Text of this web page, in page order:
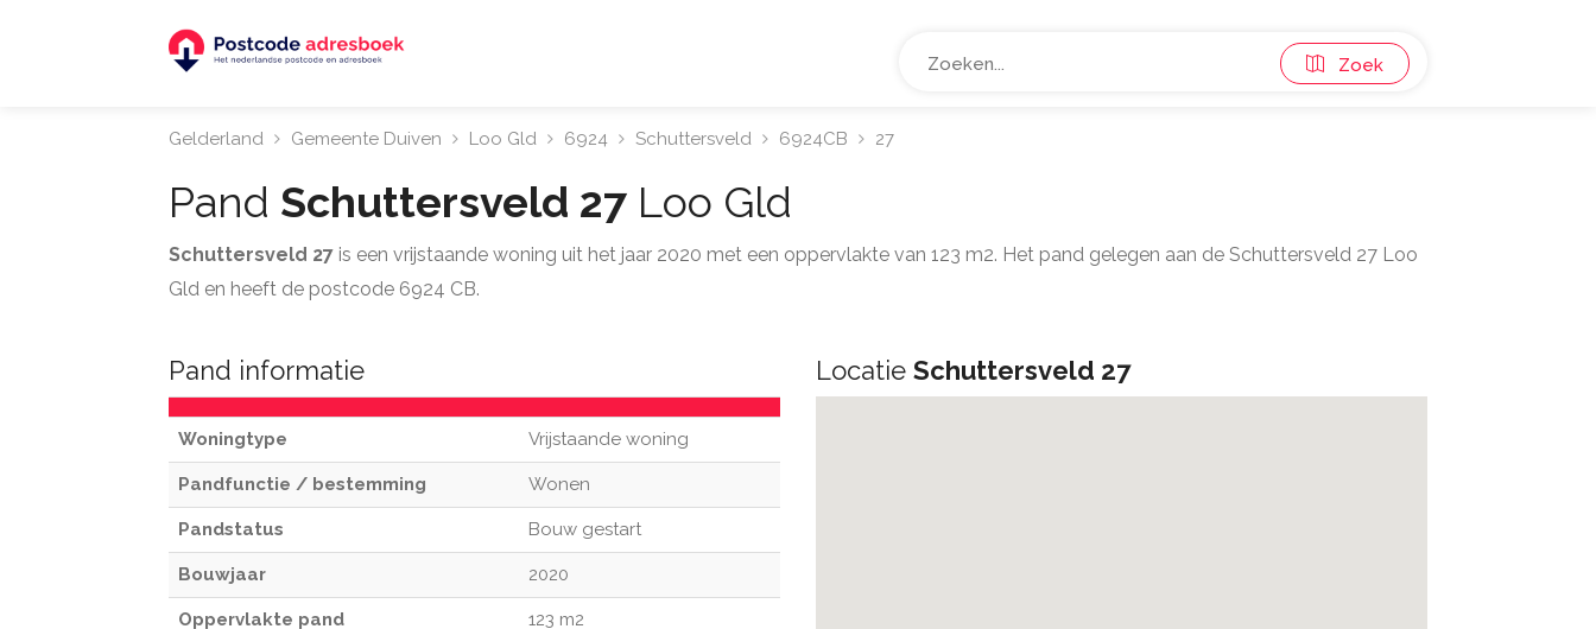
Zoek
Gelderland Gemeente Duiven Loo Gld 6924 Schuttersveld 6924CB 27
Pand Schuttersveld 27 Loo Gld
Schuttersveld 27 is een vrijstaande woning uit het jaar 2020 met een oppervlakte van 123 m2. Het pand gelegen aan de Schuttersveld 27 Loo
Gld en heeft de postcode 6924 CB.
Pand informatie
Woningtype Vrijstaande woning
Pandfunctie / bestemming Wonen
Pandstatus Bouw gestart
Bouwjaar 2020
Oppervlakte pand 123 m2
Locatie Schuttersveld 27